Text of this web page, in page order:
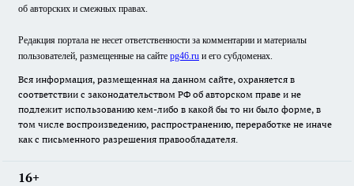
об авторских и смежных правах.
Редакция портала не несет ответственности за комментарии и материалы
пользователей, размещенные на сайте pg46.ru и его субдоменах.
Вся информация, размещенная на данном сайте, охраняется в
соответствии с законодательством РФ об авторском праве и не
подлежит использованию кем-либо в какой бы то ни было форме, в
том числе воспроизведению, распространению, переработке не иначе
как с письменного разрешения правообладателя.
16+